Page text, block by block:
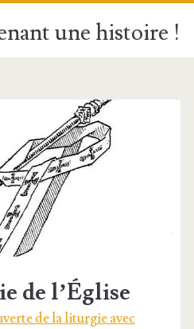
une histoire !
de l’Église
de la liturgie avec